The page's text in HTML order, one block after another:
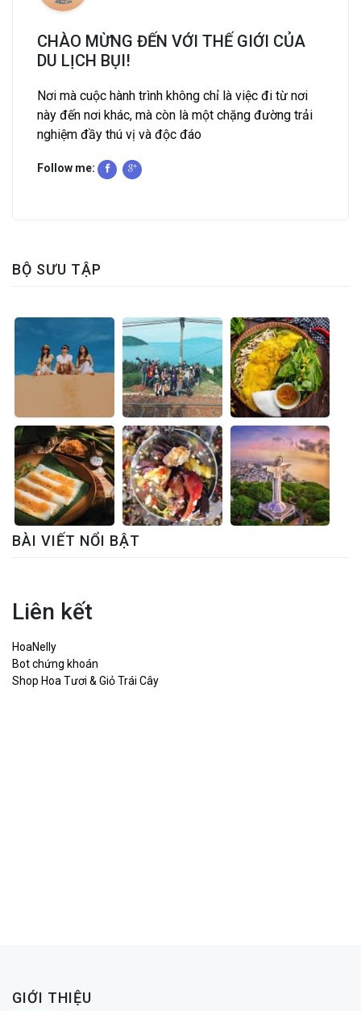
CHÀO MỪNG ĐẾN VỚI THẾ GIỚI CỦA
DU LỊCH BỤI!
Nơi mà cuộc hành trình không chỉ là việc đi từ nơi
này đến nơi khác, mà còn là một chặng đường trải
nghiệm đầy thú vị và độc đáo
Follow me:
BỘ SƯU TẬP
BÀI VIẾT NỔI BẬT
Liên kết
HoaNelly
Bot chứng khoán
Shop Hoa Tươi & Giỏ Trái Cây
GIỚI THIỆU